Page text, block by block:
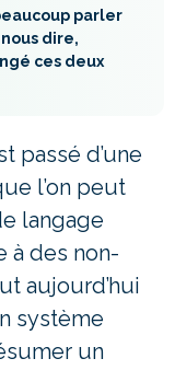
parler
nous dire,
ces deux
passé d’une
l’on peut
langage
à des non-
aujourd’hui
système
un